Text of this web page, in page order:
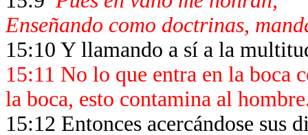
Enseñando como doctrinas,
15:10 Y llamando a sí a la
15:11 No lo que entra en la boca
la boca, esto contamina al
15:12 Entonces acercándose sus